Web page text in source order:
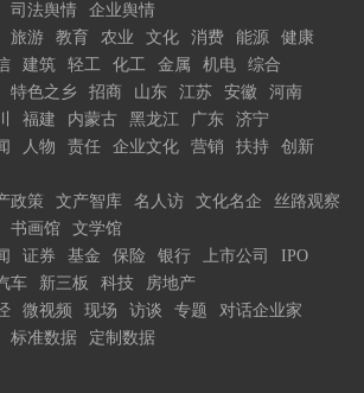
司法舆情
企业舆情
旅游 教育 农业 文化 消费 能源
健康
建筑 轻工 化工 金属 机电
综合
特色之乡 招商 山东 江苏 安徽
河南
福建 内蒙古 黑龙江 广东
济宁
人物 责任 企业文化 营销 扶持
创新
政策 文产智库 名人访 文化名企
丝路观察
书画馆
文学馆
证券 基金 保险 银行 上市公司
IPO
车 新三板 科技
房地产
微视频 现场 访谈 专题
对话企业家
标准数据 定制数据